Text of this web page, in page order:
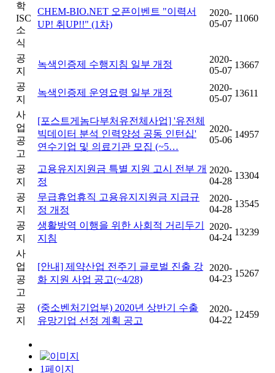
학
ISC
소
식
CHEM-BIO.NET 오픈이벤트 "이력서
UP! 취UP!!" (1차)
2020-
05-07
11060
공
지
녹색인증제 수행지침 일부 개정
2020-
05-07
13667
공
지
녹색인증제 운영요령 일부 개정
2020-
05-07
13611
사
업
공
고
[포스트게놈다부처유전체사업] '유전체
빅데이터 분석 인력양성 공동 인턴십'
연수기업 및 의료기관 모집 (~5…
2020-
05-06
14957
공
지
고용유지지원금 특별 지원 고시 전부 개
정
2020-
04-28
13304
공
지
무급휴업휴직 고용유지지원금 지급규
정 개정
2020-
04-28
13545
공
지
생활방역 이행을 위한 사회적 거리두기
지침
2020-
04-24
13239
사
업
공
고
[안내] 제약산업 전주기 글로벌 진출 강
화 지원 사업 공고(~4/28)
2020-
04-23
15267
공
지
(중소벤처기업부) 2020년 상반기 수출
유망기업 선정 계획 공고
2020-
04-22
12459
1페이지